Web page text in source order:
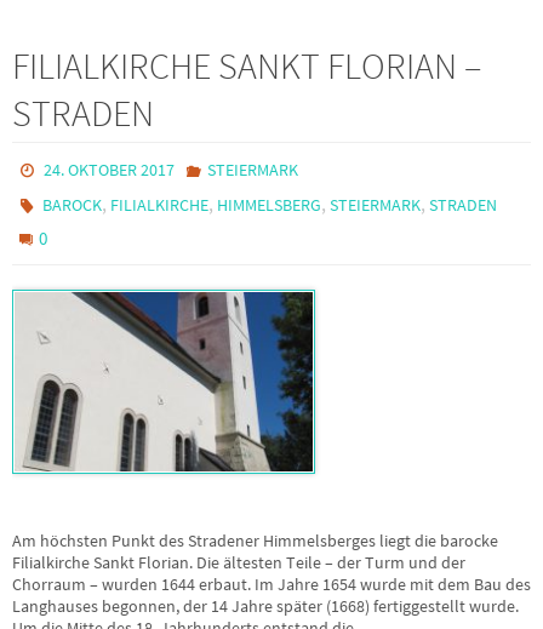
FILIALKIRCHE SANKT FLORIAN –
STRADEN
24. OKTOBER 2017
STEIERMARK
BAROCK, FILIALKIRCHE, HIMMELSBERG,STEIERMARK,STRADEN
0
Am höchsten Punkt des Stradener Himmelsberges liegt die barocke
Filialkirche Sankt Florian. Die ältesten Teile – der Turm und der
Chorraum – wurden 1644 erbaut. Im Jahre 1654 wurde mit dem Bau des
Langhauses begonnen, der 14 Jahre später (1668) fertiggestellt wurde.